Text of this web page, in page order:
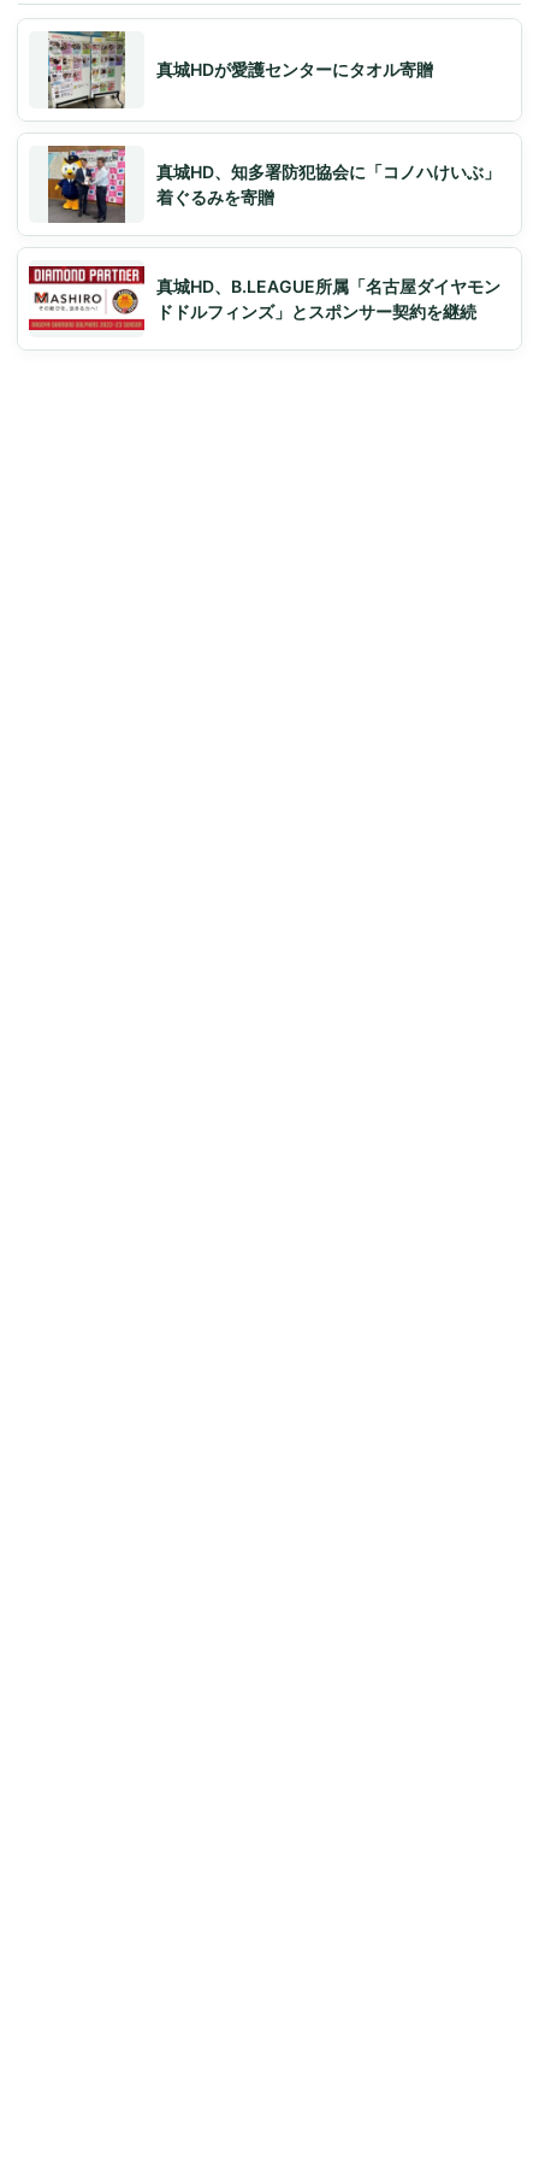
真城HDが愛護センターにタオル寄贈
真城HD、知多署防犯協会に「コノハけいぶ」
着ぐるみを寄贈
真城HD、B.LEAGUE所属「名古屋ダイヤモン
ドドルフィンズ」とスポンサー契約を継続